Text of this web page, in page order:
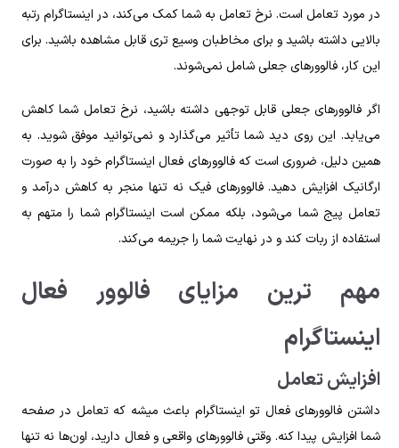
در مورد تعامل است. نرخ تعامل به شما کمک می‌کند، در اینستاگرام رتبه
بالایی داشته باشید و برای مخاطبان وسیع تری قابل مشاهده باشید. برای
این کار، فالوورهای جعلی شامل نمی‌شوند.
اگر فالوورهای جعلی قابل توجهی داشته باشید، نرخ تعامل شما کاهش
می‌یابد. این روی دید شما تأثیر می‌گذارد و نمی‌توانید موفق شوید. به
همین دلیل، ضروری است که فالوورهای فعال اینستاگرام خود را به صورت
ارگانیک افزایش دهید. فالوورهای فیک نه تنها منجر به کاهش درآمد و
تعامل پیج شما می‌شود، بلکه ممکن است اینستاگرام شما را متهم به
استفاده از ربات کند و در نهایت شما را جریمه می‌کند.
مهم ترین مزایای فالوور فعال
اینستاگرام
افزایش تعامل
داشتن فالوورهای فعال تو اینستاگرام باعث میشه که تعامل در صفحه
شما افزایش پیدا کنه. وقتی فالوورهای واقعی و فعال دارید، اون‌ها نه تنها